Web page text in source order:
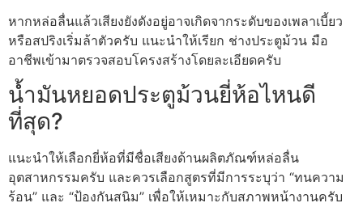
หากหล่อลื่นแล้วเสียงยังดังอยู่อาจเกิดจากระดับของเพลาเบี้ยว
หรือสปริงเริ่มล้าตัวครับ แนะนำให้เรียก ช่างประตูม้วน มือ
อาชีพเข้ามาตรวจสอบโครงสร้างโดยละเอียดครับ
น้ำมันหยอดประตูม้วนยี่ห้อไหนดี
ที่สุด?
แนะนำให้เลือกยี่ห้อที่มีชื่อเสียงด้านผลิตภัณฑ์หล่อลื่น
อุตสาหกรรมครับ และควรเลือกสูตรที่มีการระบุว่า “ทนความ
ร้อน” และ “ป้องกันสนิม” เพื่อให้เหมาะกับสภาพหน้างานครับ